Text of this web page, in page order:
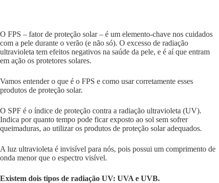
O FPS – fator de proteção solar – é um elemento-chave nos cuidados
com a pele durante o verão (e não só). O excesso de radiação
ultravioleta tem efeitos negativos na saúde da pele, e é aí que entram
em ação os protetores solares.
Vamos entender o que é o FPS e como usar corretamente esses
produtos de proteção solar.
O SPF é o índice de proteção contra a radiação ultravioleta (UV).
Indica por quanto tempo pode ficar exposto ao sol sem sofrer
queimaduras, ao utilizar os produtos de proteção solar adequados.
A luz ultravioleta é invisível para nós, pois possui um comprimento de
onda menor que o espectro visível.
Existem dois tipos de radiação UV: UVA e UVB.